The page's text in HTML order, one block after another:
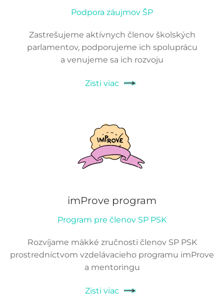
Podpora záujmov ŠP
Zastrešujeme aktívnych členov školských
parlamentov, podporujeme ich spoluprácu
a venujeme sa ich rozvoju
Zisti viac
imProve program
Program pre členov SP PSK
Rozvíjame mäkké zručnosti členov SP PSK
prostredníctvom vzdelávacieho programu imProve
a mentoringu
Zisti viac